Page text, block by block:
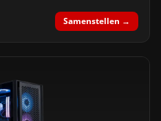
Samenstellen →